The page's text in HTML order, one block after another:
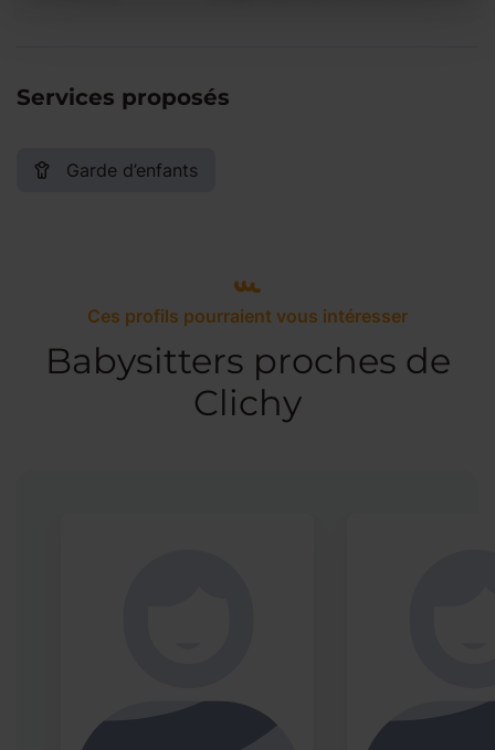
Services proposés
Garde d’enfants
Ces profils pourraient vous intéresser
Babysitters proches de
Clichy